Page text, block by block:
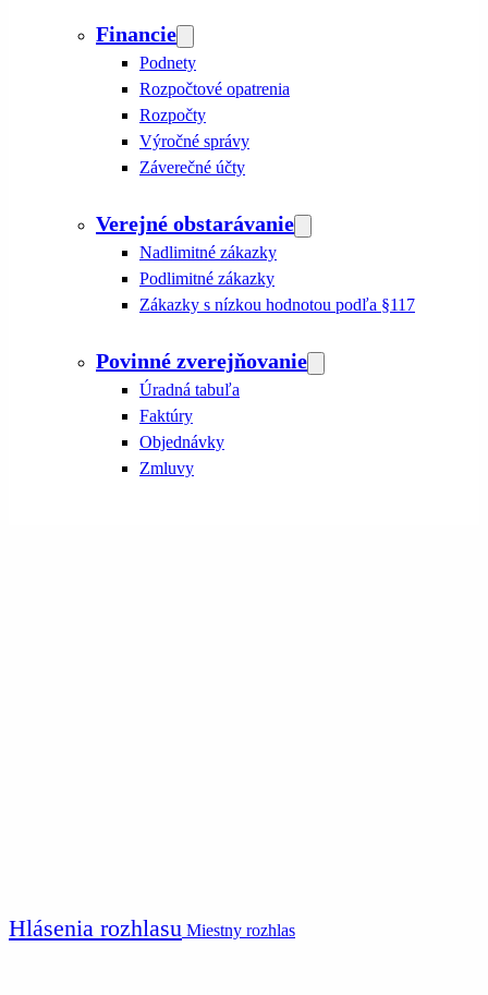
Financie
Podnety
Rozpočtové opatrenia
Rozpočty
Výročné správy
Záverečné účty
Verejné obstarávanie
Nadlimitné zákazky
Podlimitné zákazky
Zákazky s nízkou hodnotou podľa §117
Povinné zverejňovanie
Úradná tabuľa
Faktúry
Objednávky
Zmluvy
Hlásenia rozhlasu Miestny rozhlas